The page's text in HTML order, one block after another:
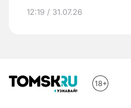
12:19 / 31.07.26